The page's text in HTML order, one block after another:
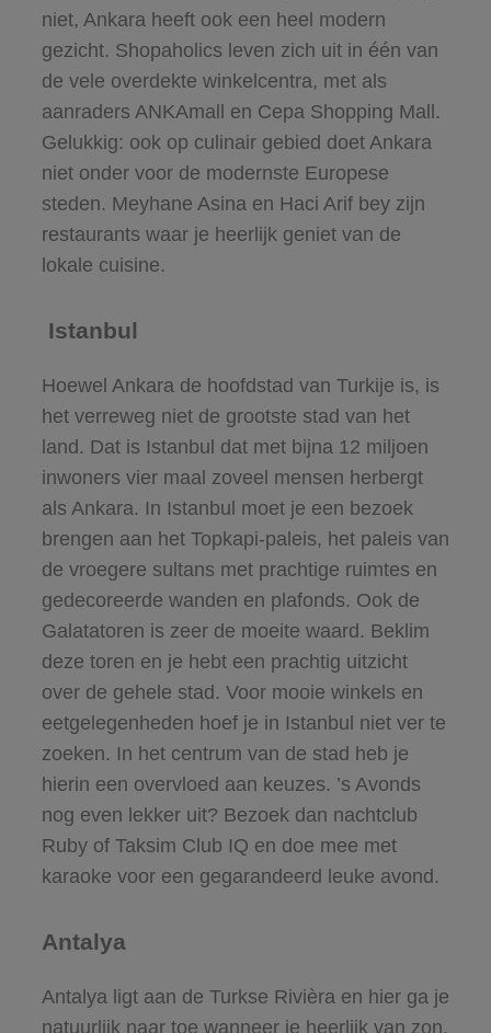
niet, Ankara heeft ook een heel modern
gezicht. Shopaholics leven zich uit in één van
de vele overdekte winkelcentra, met als
aanraders ANKAmall en Cepa Shopping Mall.
Gelukkig: ook op culinair gebied doet Ankara
niet onder voor de modernste Europese
steden. Meyhane Asina en Haci Arif bey zijn
restaurants waar je heerlijk geniet van de
lokale cuisine.
Istanbul
Hoewel Ankara de hoofdstad van Turkije is, is
het verreweg niet de grootste stad van het
land. Dat is Istanbul dat met bijna 12 miljoen
inwoners vier maal zoveel mensen herbergt
als Ankara. In Istanbul moet je een bezoek
brengen aan het Topkapi-paleis, het paleis van
de vroegere sultans met prachtige ruimtes en
gedecoreerde wanden en plafonds. Ook de
Galatatoren is zeer de moeite waard. Beklim
deze toren en je hebt een prachtig uitzicht
over de gehele stad. Voor mooie winkels en
eetgelegenheden hoef je in Istanbul niet ver te
zoeken. In het centrum van de stad heb je
hierin een overvloed aan keuzes. ’s Avonds
nog even lekker uit? Bezoek dan nachtclub
Ruby of Taksim Club IQ en doe mee met
karaoke voor een gegarandeerd leuke avond.
Antalya
Antalya ligt aan de Turkse Rivièra en hier ga je
natuurlijk naar toe wanneer je heerlijk van zon,